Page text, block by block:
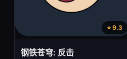
⭐ 9.3
钢铁苍穹: 反击